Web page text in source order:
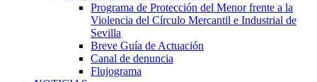
Programa de Protección del Menor frente a la
Violencia del Círculo Mercantil e Industrial de
Sevilla
Breve Guía de Actuación
Canal de denuncia
Flujograma